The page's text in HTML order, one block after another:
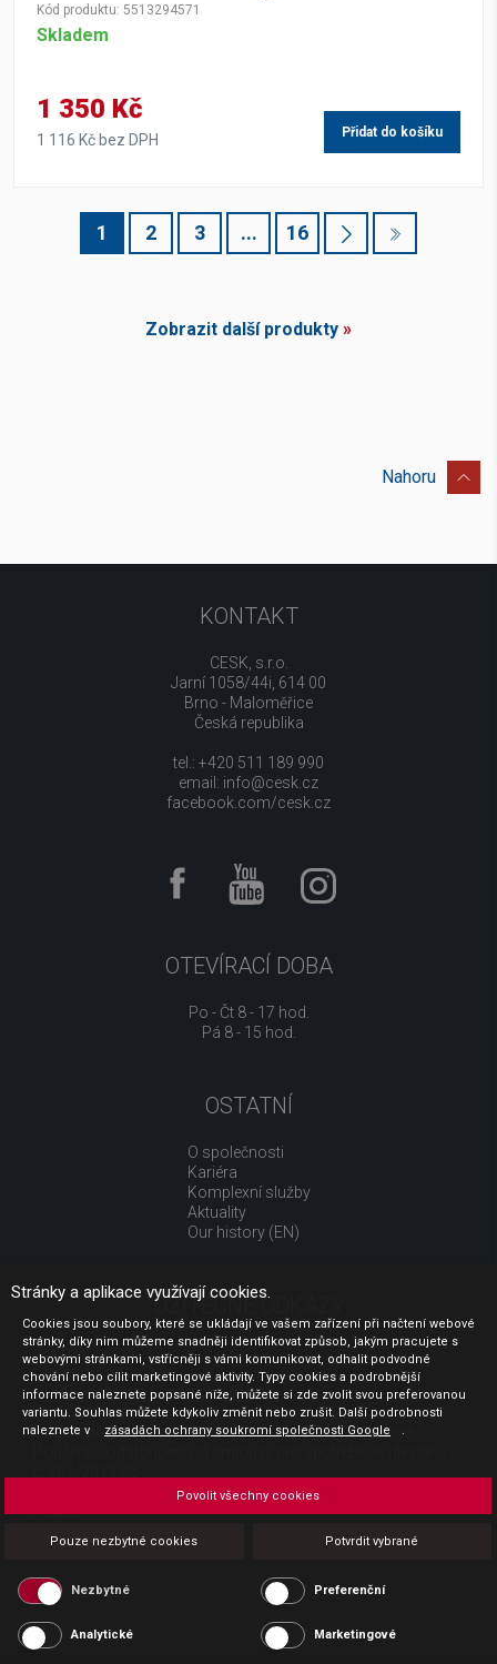
Kód produktu: 5513294571
Skladem
1 350 Kč
1 116 Kč bez DPH Přidat do košíku
1 2 3 ... 16
Zobrazit další produkty »
Nahoru
KONTAKT
CESK, s.r.o.
Jarní 1058/44i, 614 00
Brno - Maloměřice
Česká republika
tel.: +420 511 189 990
email: info@cesk.cz
facebook.com/cesk.cz
OTEVÍRACÍ DOBA
Po - Čt 8 - 17 hod.
Pá 8 - 15 hod.
OSTATNÍ
O společnosti
Kariéra
Komplexní služby
Aktuality
Our history (EN)
UŽITEČNÉ ODKAZY
Jak nakupovat
Obchodní podmínky
GDPR - ochrana osobních údajů
Profil zadavatele
Sdělení před uzavřením kupní smlouvy pro spotřebitele
Platba
Povinná publicita
Stránky a aplikace využívají cookies.
Cookies jsou soubory, které se ukládají ve vašem zařízení při načtení webové
stránky, díky nim můžeme snadněji identifikovat způsob, jakým pracujete s
webovými stránkami, vstřícněji s vámi komunikovat, odhalit podvodné
chování nebo cílit marketingové aktivity. Typy cookies a podrobnější
informace naleznete popsané níže, můžete si zde zvolit svou preferovanou
variantu. Souhlas můžete kdykoliv změnit nebo zrušit. Další podrobnosti
naleznete v
zásadách ochrany soukromí společnosti Google .
Pouze nezbytné cookies Potvrdit vybrané
Povolit všechny cookies
Nezbytné Preferenční
Analytické Marketingové